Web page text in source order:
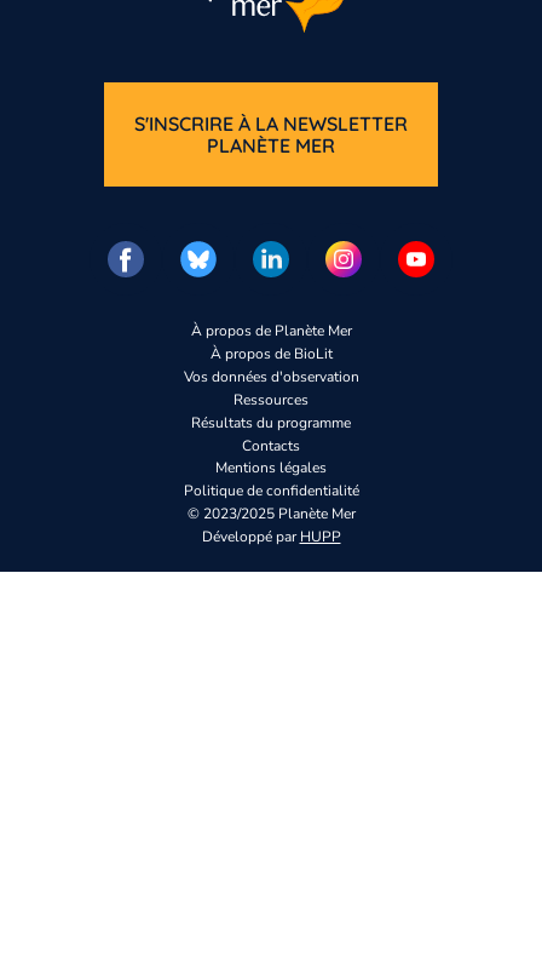
À propos de Planète Mer
À propos de BioLit
Vos données d'observation
Ressources
Résultats du programme
Contacts
Mentions légales
Politique de confidentialité
© 2023/2025 Planète Mer
Développé parHUPP
S'INSCRIRE À LA NEWSLETTER
PLANÈTE MER